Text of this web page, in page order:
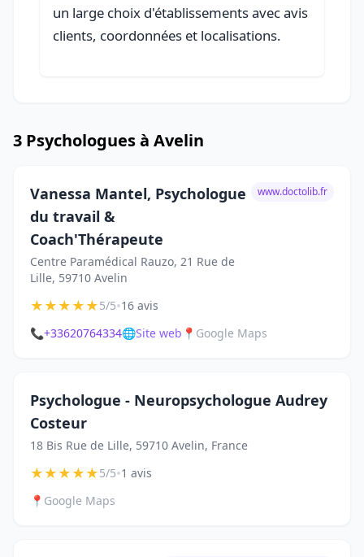
un large choix d'établissements avec avis
clients, coordonnées et localisations.
3 Psychologues à Avelin
Vanessa Mantel, Psychologue
du travail &
Coach'Thérapeute
Centre Paramédical Rauzo, 21 Rue de
Lille, 59710 Avelin
www.doctolib.fr
★★★★★5/5•16 avis
📞+33620764334🌐Site web 📍 Google Maps
Psychologue - Neuropsychologue Audrey
Costeur
18 Bis Rue de Lille, 59710 Avelin, France
★★★★★5/5•1 avis
📍 Google Maps